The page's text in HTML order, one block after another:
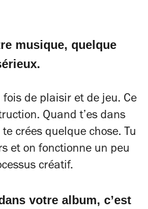
musique, quelque
fois de plaisir et de jeu. Ce
Quand t’es dans
crées quelque chose. Tu
et on fonctionne un peu
créatif.
votre album, c’est